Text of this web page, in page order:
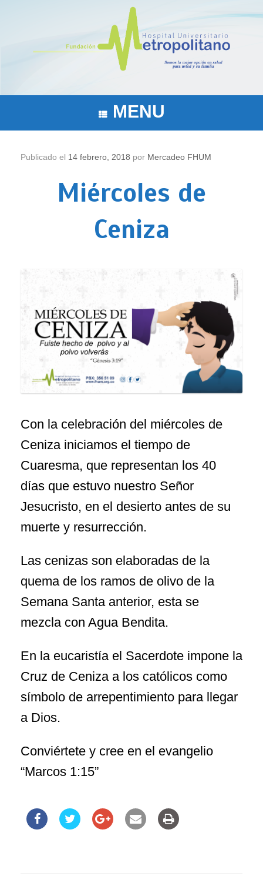
MENU
Publicado el 14 febrero, 2018 por Mercadeo FHUM
Miércoles de
Ceniza
Con la celebración del miércoles de
Ceniza iniciamos el tiempo de
Cuaresma, que representan los 40
días que estuvo nuestro Señor
Jesucristo, en el desierto antes de su
muerte y resurrección.
Las cenizas son elaboradas de la
quema de los ramos de olivo de la
Semana Santa anterior, esta se
mezcla con Agua Bendita.
En la eucaristía el Sacerdote impone la
Cruz de Ceniza a los católicos como
símbolo de arrepentimiento para llegar
a Dios.
Conviértete y cree en el evangelio
“Marcos 1:15”